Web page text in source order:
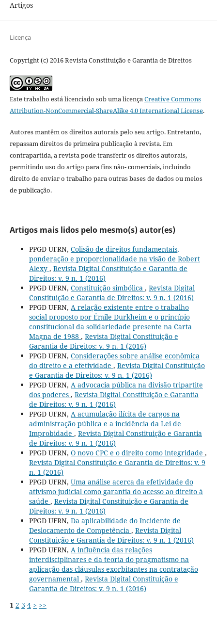
Artigos
Licença
Copyright (c) 2016 Revista Constituição e Garantia de Direitos
Este trabalho está licenciado sob uma licençaCreative Commons
Attribution-NonCommercial-ShareAlike 4.0 International License.
Autores mantêm os direitos autorais pelo seu artigo. Entretanto,
repassam direitos de primeira publicação à revista. Em
contrapartida, a revista pode transferir os direitos autorais,
permitindo uso do artigo para fins não- comerciais, incluindo
direito de enviar o trabalho para outras bases de dados ou meios
de publicação.
Artigos mais lidos pelo mesmo(s) autor(es)
PPGD UFRN, Colisão de direitos fundamentais,
ponderação e proporcionalidade na visão de Robert
Alexy , Revista Digital Constituição e Garantia de
Direitos: v. 9 n. 1 (2016)
PPGD UFRN, Constituição simbólica , Revista Digital
Constituição e Garantia de Direitos: v. 9 n. 1 (2016)
PPGD UFRN, A relação existente entre o trabalho
social proposto por Émile Durkheim e o princípio
constitucional da solidariedade presente na Carta
Magna de 1988 , Revista Digital Constituição e
Garantia de Direitos: v. 9 n. 1 (2016)
PPGD UFRN, Considerações sobre análise econômica
do direito e a efetividade , Revista Digital Constituição
e Garantia de Direitos: v. 9 n. 1 (2016)
PPGD UFRN, A advocacia pública na divisão tripartite
dos poderes , Revista Digital Constituição e Garantia
de Direitos: v. 9 n. 1 (2016)
PPGD UFRN, A acumulação ilícita de cargos na
administração pública e a incidência da Lei de
Improbidade , Revista Digital Constituição e Garantia
de Direitos: v. 9 n. 1 (2016)
PPGD UFRN, O novo CPC e o direito como integridade ,
Revista Digital Constituição e Garantia de Direitos: v. 9
n. 1 (2016)
PPGD UFRN, Uma análise acerca da efetividade do
ativismo judicial como garantia do acesso ao direito à
saúde , Revista Digital Constituição e Garantia de
Direitos: v. 9 n. 1 (2016)
PPGD UFRN, Da aplicabilidade do Incidente de
Deslocamento de Competência , Revista Digital
Constituição e Garantia de Direitos: v. 9 n. 1 (2016)
PPGD UFRN, A influência das relações
interdisciplinares e da teoria do pragmatismo na
aplicação das cláusulas exorbitantes na contratação
governamental , Revista Digital Constituição e
Garantia de Direitos: v. 9 n. 1 (2016)
1 2 3 4 > >>